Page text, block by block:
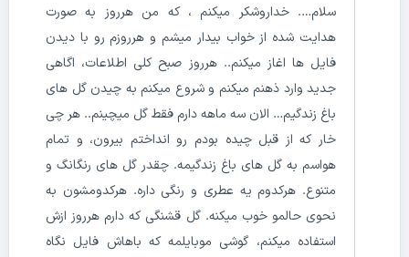
سلام…. خداروشکر میکنم ، که من هرروز به صورت
هدایت شده از خواب بیدار میشم و هرروزم رو با دیدن
فایل ها اغاز میکنم.. هرروز صبح کلی اطلاعات، اگاهی
جدید وارد ذهنم میکنم و شروع میکنم به چیدن گل های
باغ زندگیم… الان سه ماهه دارم فقط گل میچینم.. هر چی
خار که از قبل چیده بودم رو انداختم بیرون، و تمام
هواسم به گل های باغ زندگیمه. چقدر گل های رنگانگ و
متنوع. هرکدوم یه عطری و رنگی داره. هرکدومشون به
نحوی حالمو خوب میکنه. گل قشنگی که دارم هرروز ازش
استفاده میکنم، گوشی موبایلمه که باهاش فایل نگاه